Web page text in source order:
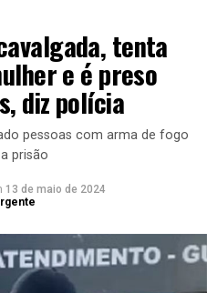
tenta
e é preso
diz polícia
pessoas com arma de fogo
prisão
13 de maio de 2024